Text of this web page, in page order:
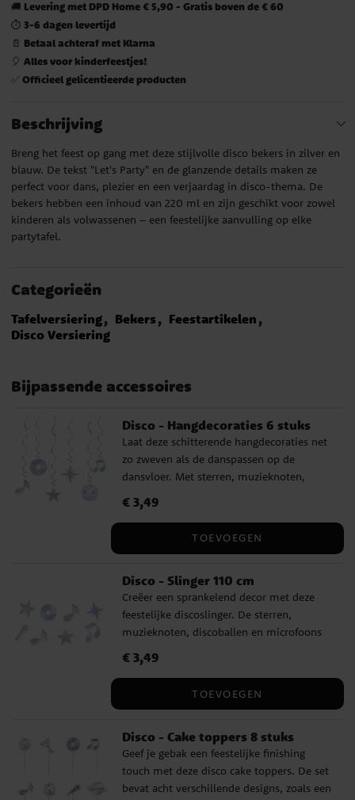
🚚 Levering met DPD Home € 5,90 - Gratis boven de € 60
⏱️ 3-6 dagen levertijd
📄 Betaal achteraf met Klarna
🎈 Alles voor kinderfeestjes!
✅ Officieel gelicentieerde producten
Beschrijving
Breng het feest op gang met deze stijlvolle disco bekers in zilver en
blauw. De tekst "Let's Party" en de glanzende details maken ze
perfect voor dans, plezier en een verjaardag in disco-thema. De
bekers hebben een inhoud van 220 ml en zijn geschikt voor zowel
kinderen als volwassenen – een feestelijke aanvulling op elke
partytafel.
Categorieën
Tafelversiering Bekers
Feestartikelen
Disco Versiering
Bijpassende accessoires
Disco - Hangdecoraties 6 stuks
Laat deze schitterende hangdecoraties net
zo zweven als de danspassen op de
dansvloer. Met sterren, muzieknoten,
zorgen ze voor een feestelijk effect vol
lang en de decoraties zijn tussen de 15 en
of in een deuropening.
Prijs:€ 3,49
€ 3,49
TOEVOEGEN
Disco - Slinger 110 cm
Creëer een sprankelend decor met deze
feestelijke discoslinger. De sterren,
muzieknoten, discoballen en microfoons
perfect voor aan de muur, op tafel of als
cm lang en de decoraties zijn ongeveer 12–
feeststemming neer te zetten.
Prijs:€ 3,49
€ 3,49
TOEVOEGEN
Disco - Cake toppers 8 stuks
Geef je gebak een feestelijke finishing
touch met deze disco cake toppers. De set
bevat acht verschillende designs, zoals een